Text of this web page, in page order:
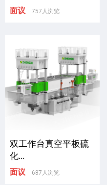
面议 757人浏览
双工作台真空平板硫
化...
面议 687人浏览